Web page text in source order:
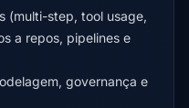
(multi-step, tool usage,
a repos, pipelines e
governança e